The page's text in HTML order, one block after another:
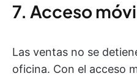
7. Acceso
Las ventas no se
oficina. Con el acceso